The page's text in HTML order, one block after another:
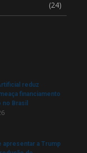
(24)
reduz
financiamento
Brasil
apresentar a Trump